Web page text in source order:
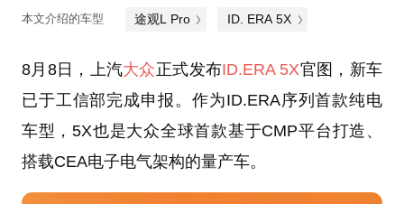
本文介绍的车型 途观L Pro ID. ERA 5X
8月8日，上汽大众正式发布ID.ERA 5X官图，新车
已于工信部完成申报。作为ID.ERA序列首款纯电
车型，5X也是大众全球首款基于CMP平台打造、
搭载CEA电子电气架构的量产车。